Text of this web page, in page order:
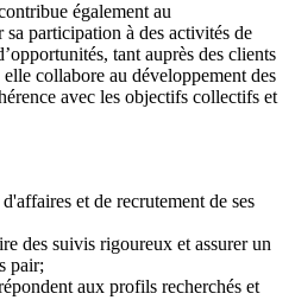
également au
participation à des activités de
tant auprès des clients
collabore au développement des
avec les objectifs collectifs et
et de recrutement de ses
des suivis rigoureux et assurer un
pair;
aux profils recherchés et